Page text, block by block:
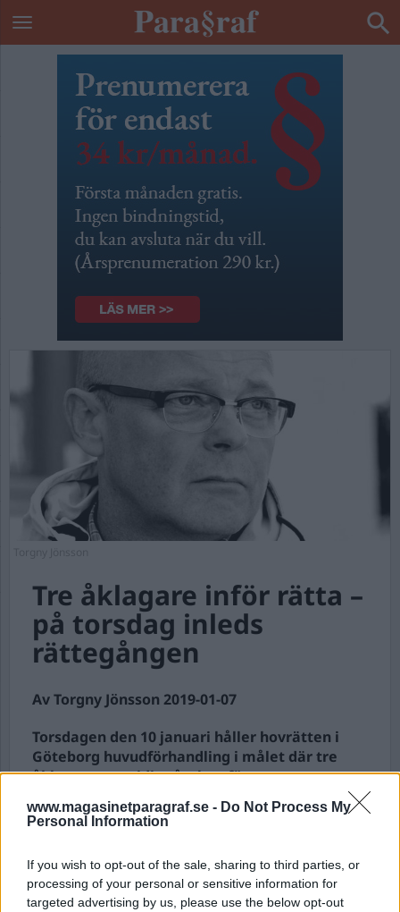
www.magasinetparagraf.se - Do Not Process My
Personal Information
If you wish to opt-out of the sale, sharing to third parties, or
processing of your personal or sensitive information for
targeted advertising by us, please use the below opt-out
Tre åklagare inför rätta –
på torsdag inleds
rättegången
Av Torgny Jönsson 2019-01-07
Torsdagen den 10 januari håller hovrätten i
Göteborg huvudförhandling i målet där tre
åklagare samtidigt åtalats för grova
tjänstefel. Målet är unikt i sitt slag och skiljer
sig på flera sätt från det vanligtvis
hovrättens beslut om att låta pröva ärendet
vid en muntlig förhandling.